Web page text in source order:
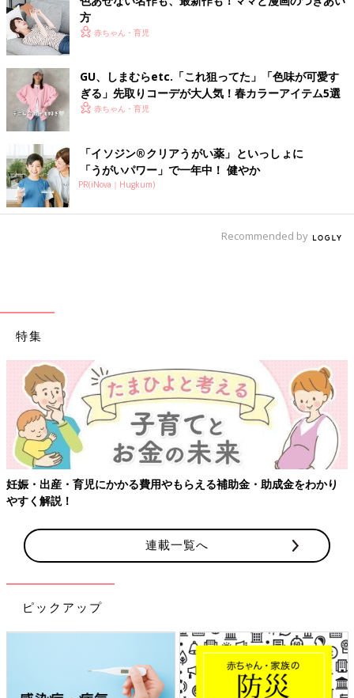
方
赤ちゃん・育児
GU、しまむらetc.「これ狙ってた」「色味が可愛す
ぎる」先取りコーデが大人気！春カラーアイテム5選
赤ちゃん・育児
「イソジン®クリアうがい薬」といっしょに
「うがいパワー」で一年中！ 健やか
PR(iNova｜Hugkum)
Recommended by
特集
妊娠・出産・育児にかかる費用やもらえる補助金・助成金をわかり
やすく解説！
連載一覧へ
ピックアップ